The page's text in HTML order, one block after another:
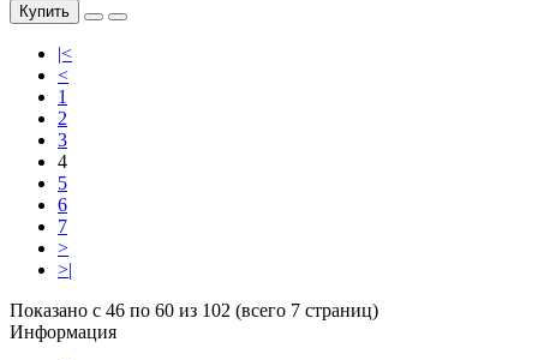
Купить
|<
<
1
2
3
4
5
6
7
>
>|
Показано с 46 по 60 из 102 (всего 7 страниц)
Информация